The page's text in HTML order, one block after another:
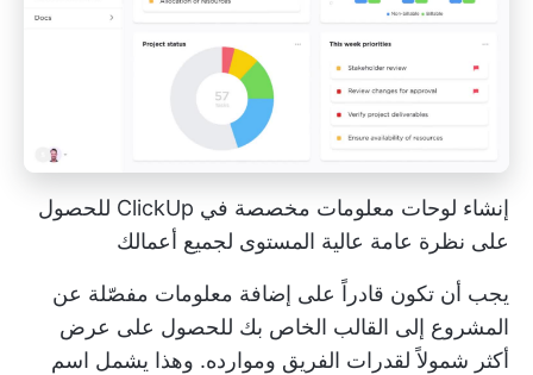
إنشاء لوحات معلومات مخصصة في ClickUp للحصول
على نظرة عامة عالية المستوى لجميع أعمالك
يجب أن تكون قادراً على إضافة معلومات مفصّلة عن
المشروع إلى القالب الخاص بك للحصول على عرض
أكثر شمولاً لقدرات الفريق وموارده. وهذا يشمل اسم